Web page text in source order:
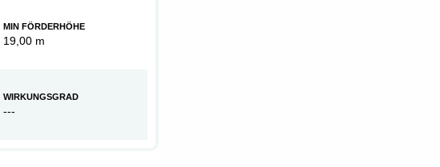
MIN FÖRDERHÖHE
19,00 m
WIRKUNGSGRAD
---